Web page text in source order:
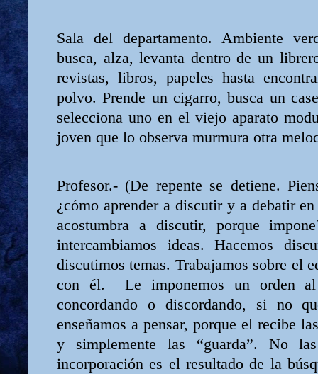
Sala del departamento. Ambiente
busca, alza, levanta dentro de un
revistas, libros, papeles hasta
polvo. Prende un cigarro, busca un
selecciona uno en el viejo aparato
joven que lo observa murmura otra
Profesor.- (De repente se detiene.
¿cómo aprender a discutir y a debatir
acostumbra a discutir, porque
intercambiamos ideas. Hacemos
discutimos temas. Trabajamos sobre el
con él.
Le imponemos un orden
concordando o discordando, si no
enseñamos a pensar, porque el recibe
y simplemente las “guarda”. No
incorporación es el resultado de la